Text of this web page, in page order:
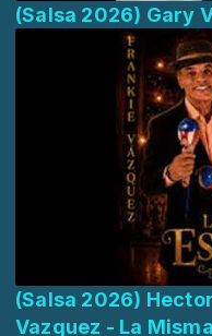
(Salsa 2026) Gary
(Salsa 2026)
Vazquez - La